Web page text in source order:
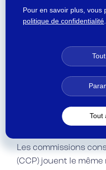
L’élection de la
leurs représentants
mandat de 4 ans, à
liste à un tour. Cette
nombre égal de
l’administration et
consultée sur les
Les commissions
(CCP) jouent le
Pour en savoir plus, vous
politique de confidentialité
Tout